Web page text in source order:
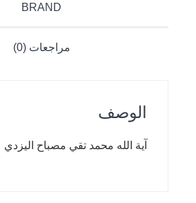
BRAND
مراجعات (0)
الوصف
آية الله محمد تقي مصباح اليزدي